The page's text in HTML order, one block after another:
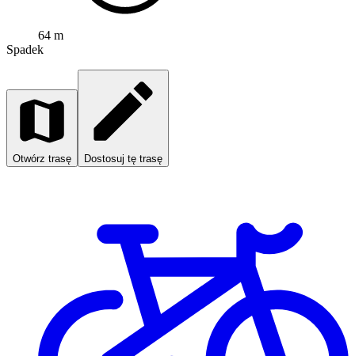
64 m
Spadek
Otwórz trasę Dostosuj tę trasę